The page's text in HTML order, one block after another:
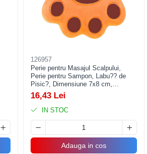
126957
Perie pentru Masajul Scalpului,
Perie pentru Sampon, Labu?? de
Pisic?, Dimensiune 7x8 cm,
Curatarea si Mentinerea Curata a
Parului, Portocaliu
16,43 Lei
IN STOC
Adauga in cos